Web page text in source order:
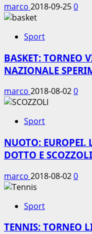
marco 2018-09-250
Sport
BASKET: TORNEO
NAZIONALE
marco 2018-08-020
Sport
NUOTO: EUROPEI.
DOTTO E SCOZZOLI
marco 2018-08-020
Sport
TENNIS: TORNEO